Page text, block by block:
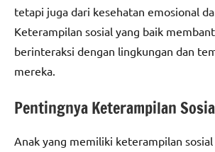
tetapi juga dari kesehatan emosional
Keterampilan sosial yang baik
berinteraksi dengan lingkungan dan
mereka.
Pentingnya Keterampilan
Anak yang memiliki keterampilan